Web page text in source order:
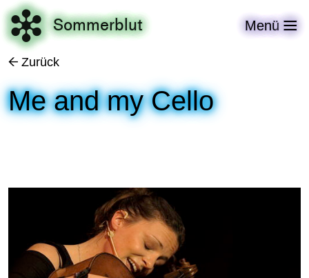
 Sommerblut Menü 
← Zurück
Me and my Cello